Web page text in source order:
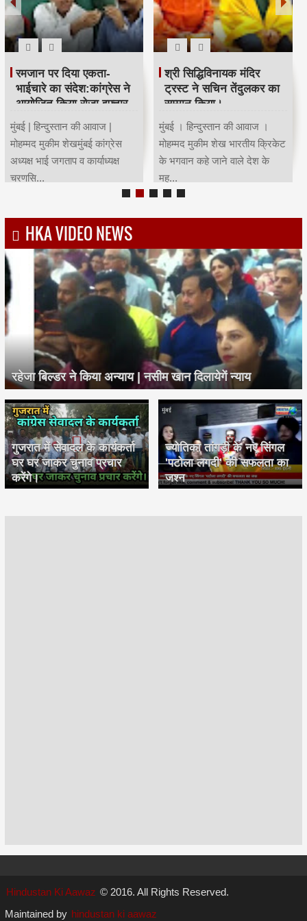
रमजान पर दिया एकता-
भाईचारे का संदेश:कांग्रेस ने
आयोजित किया रोजा इफ्तार
मुंबई | हिन्दुस्तान की आवाज |
मोहम्मद मुकीम शेखमुंबई कांग्रेस
अध्यक्ष भाई जगताप व कार्याध्यक्ष
चरणसि...
श्री सिद्धिविनायक मंदिर
ट्रस्ट ने सचिन तेंदुलकर का
सम्मान किया।
मुंबई । हिन्दुस्तान की आवाज ।
मोहम्मद मुकीम शेख भारतीय क्रिकेट
के भगवान कहे जाने वाले देश के
मह...
HKA VIDEO NEWS
रहेजा बिल्डर ने किया अन्याय | नसीम खान दिलायेगें न्याय
गुजरात में सेवादल के कार्यकर्ता
घर घर जाकर चुनाव प्रचार
करेंगे।
ज्योतिका तांगड़ी के नए सिंगल
'पटोला लगदी' की सफलता का
जश्न
Hindustan Ki Aawaz © 2016. All Rights Reserved.
Maintained by hindustan ki aawaz